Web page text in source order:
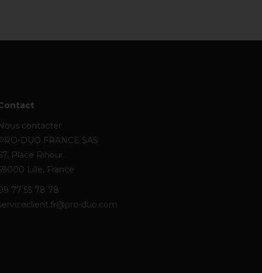
contacter
DUO FRANCE SAS
Place Rihour
Lille, France
77 55 78 78
duo.com